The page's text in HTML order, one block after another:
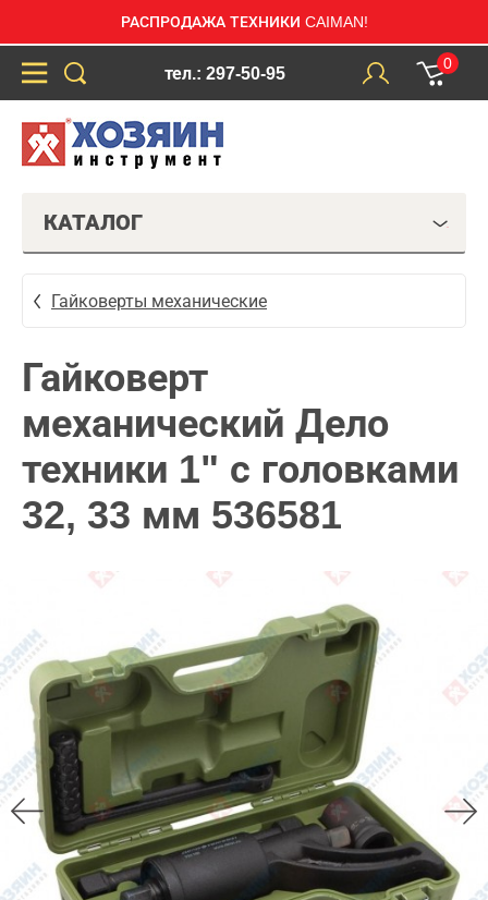
РАСПРОДАЖА ТЕХНИКИ CAIMAN!
тел.: 297-50-95
0
КАТАЛОГ
Гайковерты механические
Гайковерт
механический Дело
техники 1" с головками
32, 33 мм 536581